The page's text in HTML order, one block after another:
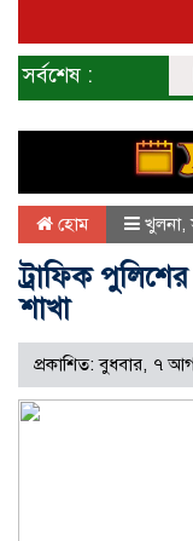
সর্বশেষ :
হোম খুলনা,
ট্রাফিক
শাখা
প্রকাশিত: বুধবার, ৭